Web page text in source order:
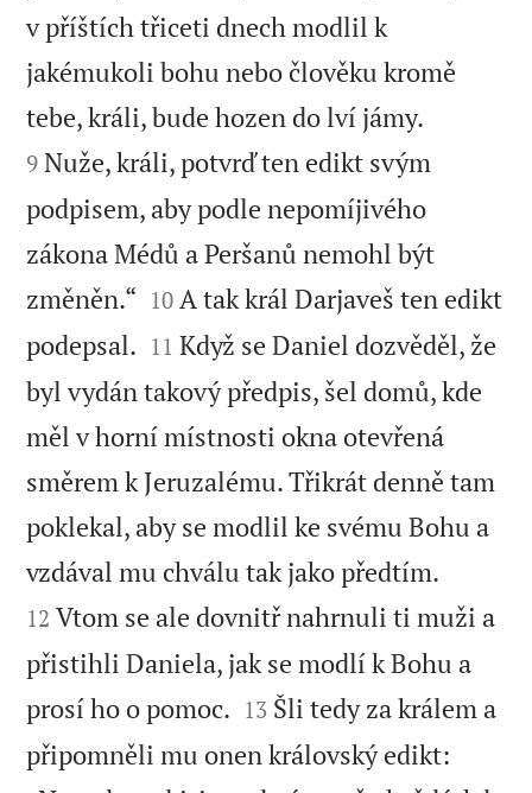
v příštích třiceti dnech modlil k
jakémukoli bohu nebo člověku kromě
tebe, králi, bude hozen do lví jámy.
9 Nuže, králi, potvrď ten edikt svým
podpisem, aby podle nepomíjivého
zákona Médů a Peršanů nemohl být
změněn.“ 

10 A tak král Darjaveš ten edikt
podepsal. 

11 Když se Daniel dozvěděl, že
byl vydán takový předpis, šel domů, kde
měl v horní místnosti okna otevřená
směrem k Jeruzalému. Třikrát denně tam
poklekal, aby se modlil ke svému Bohu a
vzdával mu chválu tak jako předtím.
12 Vtom se ale dovnitř nahrnuli ti muži a
přistihli Daniela, jak se modlí k Bohu a
prosí ho o pomoc. 

13 Šli tedy za králem a
připomněli mu onen královský edikt: